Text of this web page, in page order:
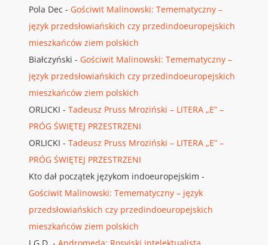
Pola Dec - Gościwit Malinowski: Temematyczny –
język przedsłowiańskich czy przedindoeuropejskich
mieszkańców ziem polskich
Białczyński - Gościwit Malinowski: Temematyczny –
język przedsłowiańskich czy przedindoeuropejskich
mieszkańców ziem polskich
ORLICKI - Tadeusz Pruss Mroziński – LITERA „E” –
PRÓG ŚWIĘTEJ PRZESTRZENI
ORLICKI - Tadeusz Pruss Mroziński – LITERA „E” –
PRÓG ŚWIĘTEJ PRZESTRZENI
Kto dał początek językom indoeuropejskim -
Gościwit Malinowski: Temematyczny – język
przedsłowiańskich czy przedindoeuropejskich
mieszkańców ziem polskich